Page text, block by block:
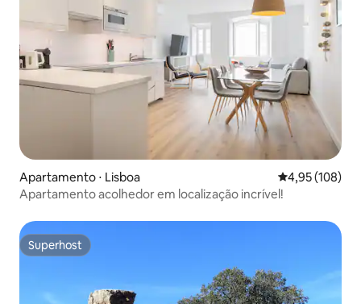
Apartamento ⋅ Lisboa 4,95 de uma
4,95 (108)
Apartamento acolhedor em localização incrível!
Superhost
Superhost